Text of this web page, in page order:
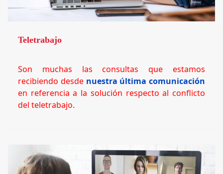
Teletrabajo
Son muchas las consultas que estamos
recibiendo desde nuestra última comunicación
en referencia a la solución respecto al conflicto
del teletrabajo.